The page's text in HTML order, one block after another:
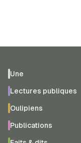
Une
Lectures publiques
Oulipiens
Publications